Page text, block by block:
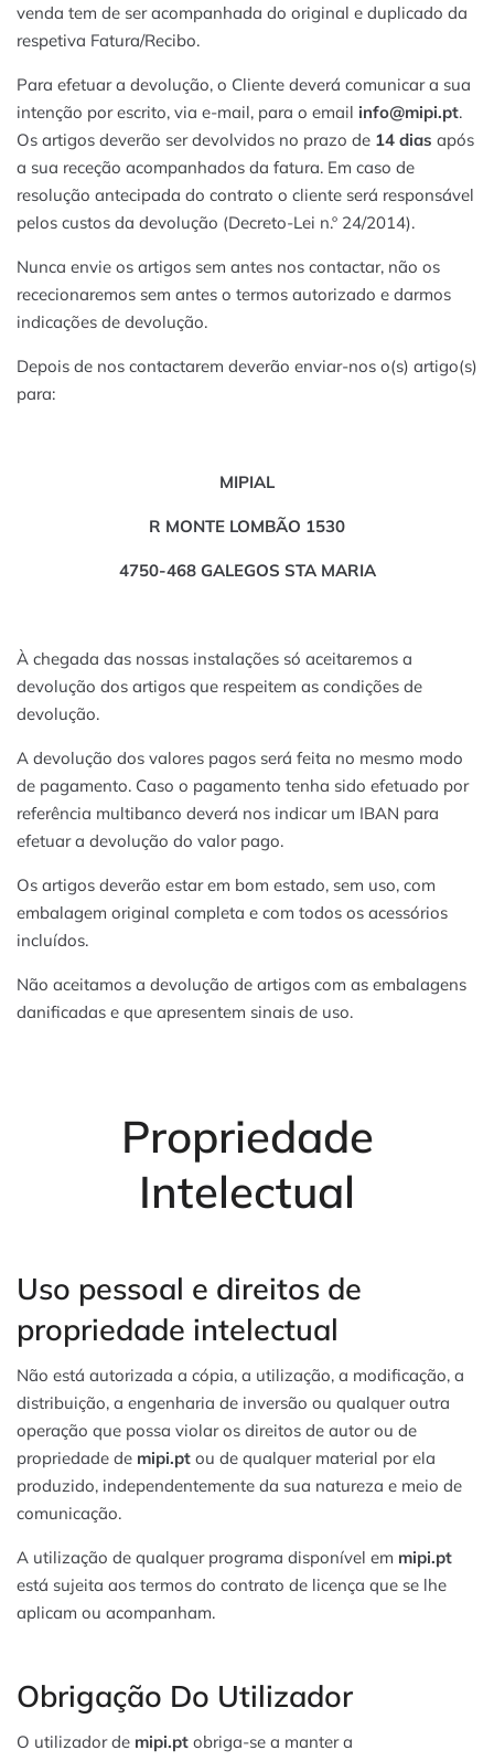
venda tem de ser acompanhada do original e duplicado da
respetiva Fatura/Recibo.
Para efetuar a devolução, o Cliente deverá comunicar a sua
intenção por escrito, via e-mail, para o email info@mipi.pt.
Os artigos deverão ser devolvidos no prazo de 14 dias após
a sua receção acompanhados da fatura. Em caso de
resolução antecipada do contrato o cliente será responsável
pelos custos da devolução (Decreto-Lei n.º 24/2014).
Nunca envie os artigos sem antes nos contactar, não os
rececionaremos sem antes o termos autorizado e darmos
indicações de devolução.
Depois de nos contactarem deverão enviar-nos o(s) artigo(s)
para:
MIPIAL
R MONTE LOMBÃO 1530
4750-468 GALEGOS STA MARIA
À chegada das nossas instalações só aceitaremos a
devolução dos artigos que respeitem as condições de
devolução.
A devolução dos valores pagos será feita no mesmo modo
de pagamento. Caso o pagamento tenha sido efetuado por
referência multibanco deverá nos indicar um IBAN para
efetuar a devolução do valor pago.
Os artigos deverão estar em bom estado, sem uso, com
embalagem original completa e com todos os acessórios
incluídos.
Não aceitamos a devolução de artigos com as embalagens
danificadas e que apresentem sinais de uso.
Propriedade
Intelectual
Uso pessoal e direitos de
propriedade intelectual
Não está autorizada a cópia, a utilização, a modificação, a
distribuição, a engenharia de inversão ou qualquer outra
operação que possa violar os direitos de autor ou de
propriedade de mipi.pt ou de qualquer material por ela
produzido, independentemente da sua natureza e meio de
comunicação.
A utilização de qualquer programa disponível em mipi.pt
está sujeita aos termos do contrato de licença que se lhe
aplicam ou acompanham.
Obrigação Do Utilizador
O utilizador de mipi.pt obriga-se a manter a